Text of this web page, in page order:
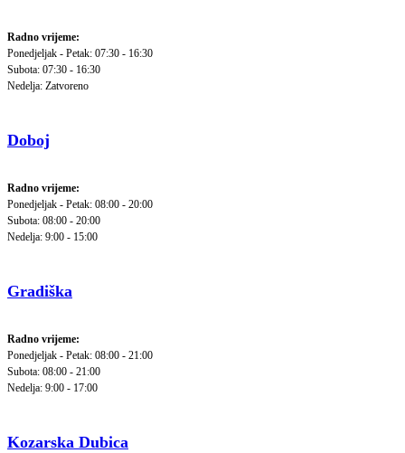
Radno vrijeme:
Ponedjeljak - Petak: 07:30 - 16:30
Subota: 07:30 - 16:30
Nedelja: Zatvoreno
Doboj
Radno vrijeme:
Ponedjeljak - Petak: 08:00 - 20:00
Subota: 08:00 - 20:00
Nedelja: 9:00 - 15:00
Gradiška
Radno vrijeme:
Ponedjeljak - Petak: 08:00 - 21:00
Subota: 08:00 - 21:00
Nedelja: 9:00 - 17:00
Kozarska Dubica